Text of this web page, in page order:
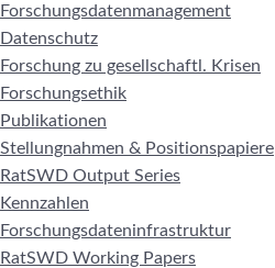
Forschungsdatenmanagement
Datenschutz
Forschung zu gesellschaftl. Krisen
Forschungsethik
Publikationen
Stellungnahmen & Positionspapiere
RatSWD Output Series
Kennzahlen
Forschungsdateninfrastruktur
RatSWD Working Papers